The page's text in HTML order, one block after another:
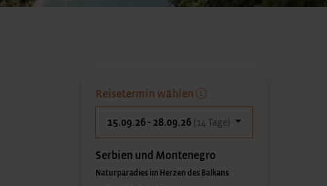
Reisetermin wählen
15.09.26 - 28.09.26 (14 Tage)
Serbien und Montenegro
Naturparadies im Herzen des Balkans